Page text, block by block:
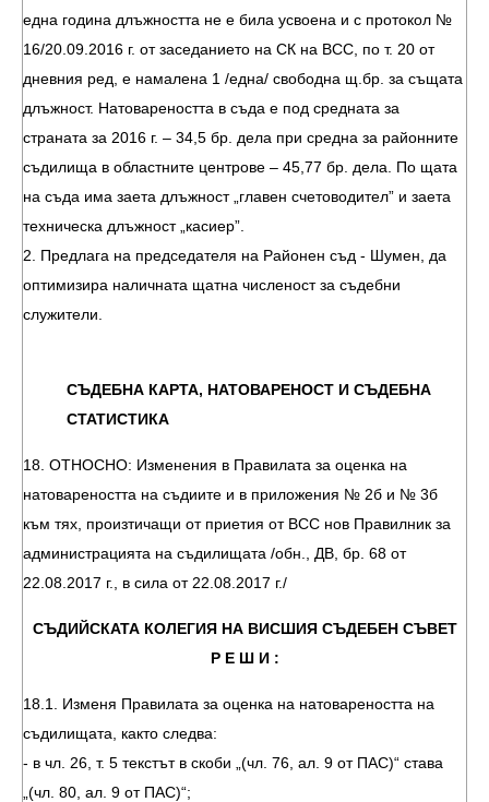
една година длъжността не е била усвоена и с протокол №
16/20.09.2016 г. от заседанието на СК на ВСС, по т. 20 от
дневния ред, е намалена 1 /една/ свободна щ.бр. за същата
длъжност. Натовареността в съда е под средната за
страната за 2016 г. – 34,5 бр. дела при средна за районните
съдилища в областните центрове – 45,77 бр. дела. По щата
на съда има заета длъжност „главен счетоводител” и заета
техническа длъжност „касиер”.
2. Предлага на председателя на Районен съд - Шумен, да
оптимизира наличната щатна численост за съдебни
служители.
СЪДЕБНА КАРТА, НАТОВАРЕНОСТ И СЪДЕБНА
СТАТИСТИКА
18. ОТНОСНО: Изменения в Правилата за оценка на
натовареността на съдиите и в приложения № 2б и № 3б
към тях, произтичащи от приетия от ВСС нов Правилник за
администрацията на съдилищата /обн., ДВ, бр. 68 от
22.08.2017 г., в сила от 22.08.2017 г./
СЪДИЙСКАТА КОЛЕГИЯ НА ВИСШИЯ СЪДЕБЕН СЪВЕТ
Р Е Ш И :
18.1. Изменя Правилата за оценка на натовареността на
съдилищата, както следва:
- в чл. 26, т. 5 текстът в скоби „(чл. 76, ал. 9 от ПАС)“ става
„(чл. 80, ал. 9 от ПАС)“;